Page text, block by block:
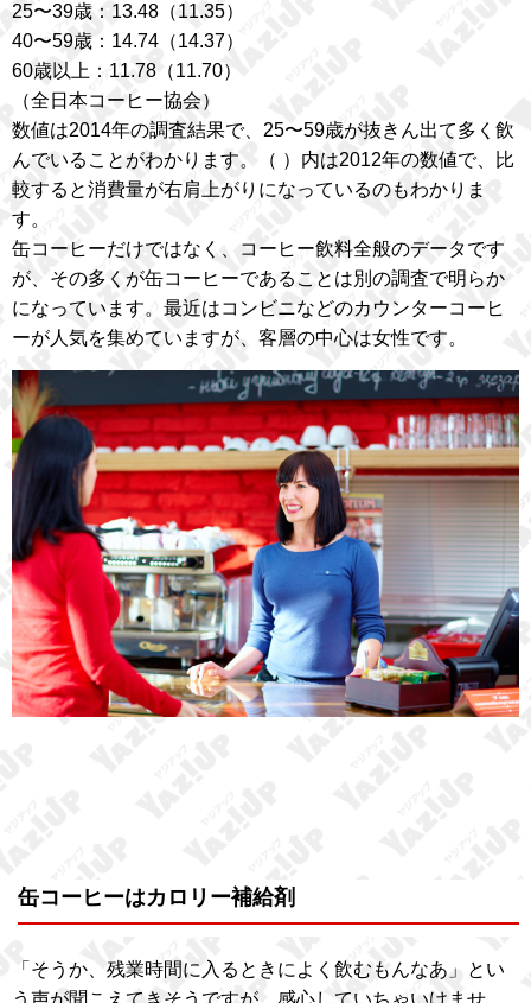
25〜39歳：13.48（11.35）
40〜59歳：14.74（14.37）
60歳以上：11.78（11.70）
（全日本コーヒー協会）
数値は2014年の調査結果で、25〜59歳が抜きん出て多く飲
んでいることがわかります。（ ）内は2012年の数値で、比
較すると消費量が右肩上がりになっているのもわかりま
す。
缶コーヒーだけではなく、コーヒー飲料全般のデータです
が、その多くが缶コーヒーであることは別の調査で明らか
になっています。最近はコンビニなどのカウンターコーヒ
ーが人気を集めていますが、客層の中心は女性です。
缶コーヒーはカロリー補給剤
「そうか、残業時間に入るときによく飲むもんなあ」とい
う声が聞こえてきそうですが、感心していちゃいけませ